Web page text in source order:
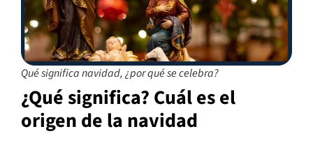
Qué significa navidad, ¿por qué se celebra?
¿Qué significa? Cuál es el
origen de la navidad